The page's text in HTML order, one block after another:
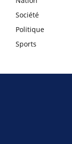
Société
Politique
Sports